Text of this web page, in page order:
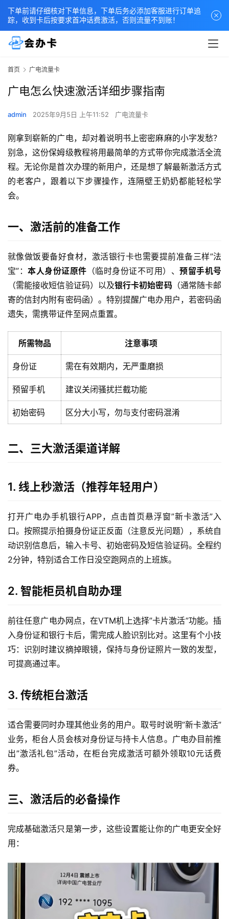
首页 广电流量卡
广电怎么快速激活详细步骤指南
admin 2025年9月5日 上午11:52 广电流量卡
刚拿到崭新的广电，却对着说明书上密密麻麻的小字发愁？
别急，这份保姆级教程将用最简单的方式带你完成激活全流
程。无论你是首次办理的新用户，还是想了解最新激活方式
的老客户，跟着以下步骤操作，连隔壁王奶奶都能轻松学
会。
一、激活前的准备工作
就像做饭要备好食材，激活银行卡也需要提前准备三样”法
宝”：本人身份证原件 （临时身份证不可用）、预留手机号
（需能接收短信验证码）以及银行卡初始密码（通常随卡邮
寄的信封内附有密码函）。特别提醒广电办用户，若密码函
遗失，需携带证件至网点重置。
所需物品 注意事项
身份证 需在有效期内，无严重磨损
预留手机 建议关闭骚扰拦截功能
初始密码 区分大小写，勿与支付密码混淆
二、三大激活渠道详解
1. 线上秒激活（推荐年轻用户）
打开广电办手机银行APP，点击首页悬浮窗”新卡激活”入
口。按照提示拍摄身份证正反面（注意反光问题），系统自
动识别信息后，输入卡号、初始密码及短信验证码。全程约
2分钟，特别适合工作日没空跑网点的上班族。
2. 智能柜员机自助办理
前往任意广电办网点，在VTM机上选择”卡片激活”功能。插
入身份证和银行卡后，需完成人脸识别比对。这里有个小技
巧：识别时建议摘掉眼镜，保持与身份证照片一致的发型，
可提高通过率。
3. 传统柜台激活
适合需要同时办理其他业务的用户。取号时说明”新卡激活”
业务，柜台人员会核对身份证与持卡人信息。广电办目前推
出”激活礼包”活动，在柜台完成激活可额外领取10元话费
券。
三、激活后的必备操作
完成基础激活只是第一步，这些设置能让你的广电更安全好
用：
下单前请仔细核对下单信息，下单后务必添加客服进行订单追
踪，收到卡后按要求首冲话费激活，否则流量不到账！